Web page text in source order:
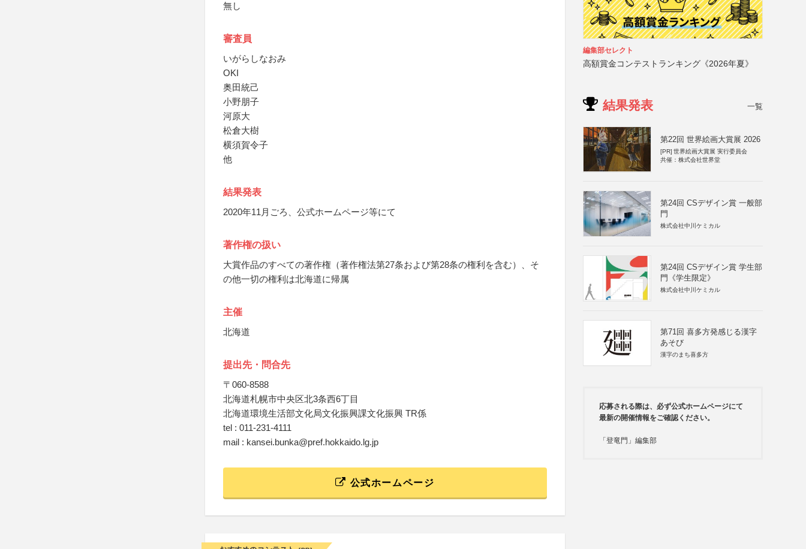
無し
審査員
いがらしなおみ
OKI
奥田統己
小野朋子
河原大
松倉大樹
横須賀令子
他
結果発表
2020年11月ごろ、公式ホームページ等にて
著作権の扱い
大賞作品のすべての著作権（著作権法第27条および第28条の権利を含む）、そ
の他一切の権利は北海道に帰属
主催
北海道
提出先・問合先
〒060-8588
北海道札幌市中央区北3条西6丁目
北海道環境生活部文化局文化振興課文化振興 TR係
tel : 011-231-4111
mail : kansei.bunka@pref.hokkaido.lg.jp
公式ホームページ
編集部セレクト
高額賞金コンテストランキング《2026年夏》
結果発表 一覧
第22回 世界絵画大賞展 2026
[PR] 世界絵画大賞展 実行委員会
共催：株式会社世界堂
第24回 CSデザイン賞 一般部
門
株式会社中川ケミカル
第24回 CSデザイン賞 学生部
門《学生限定》
株式会社中川ケミカル
第71回 喜多方発感じる漢字
あそび
漢字のまち喜多方
応募される際は、必ず公式ホームページにて
最新の開催情報をご確認ください。
「登竜門」編集部